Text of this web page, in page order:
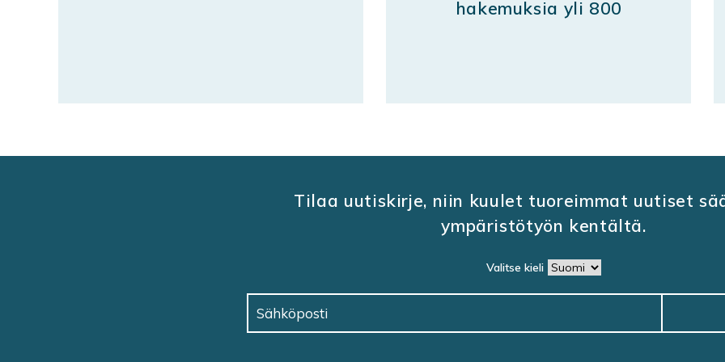
hakemuksia yli 800
Tilaa uutiskirje, niin kuulet tuoreimmat uutiset
ympäristötyön kentältä.
Valitse kieli